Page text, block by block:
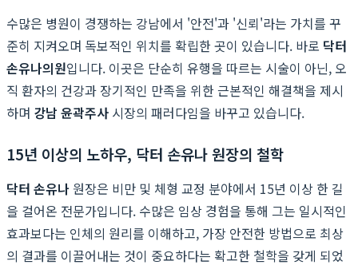
수많은 병원이 경쟁하는 강남에서 '안전'과 '신뢰'라는 가치를 꾸
준히 지켜오며 독보적인 위치를 확립한 곳이 있습니다. 바로 닥터
손유나의원입니다. 이곳은 단순히 유행을 따르는 시술이 아닌, 오
직 환자의 건강과 장기적인 만족을 위한 근본적인 해결책을 제시
하며 강남 윤곽주사 시장의 패러다임을 바꾸고 있습니다.
15년 이상의 노하우, 닥터 손유나 원장의 철학
닥터 손유나 원장은 비만 및 체형 교정 분야에서 15년 이상 한 길
을 걸어온 전문가입니다. 수많은 임상 경험을 통해 그는 일시적인
효과보다는 인체의 원리를 이해하고, 가장 안전한 방법으로 최상
의 결과를 이끌어내는 것이 중요하다는 확고한 철학을 갖게 되었